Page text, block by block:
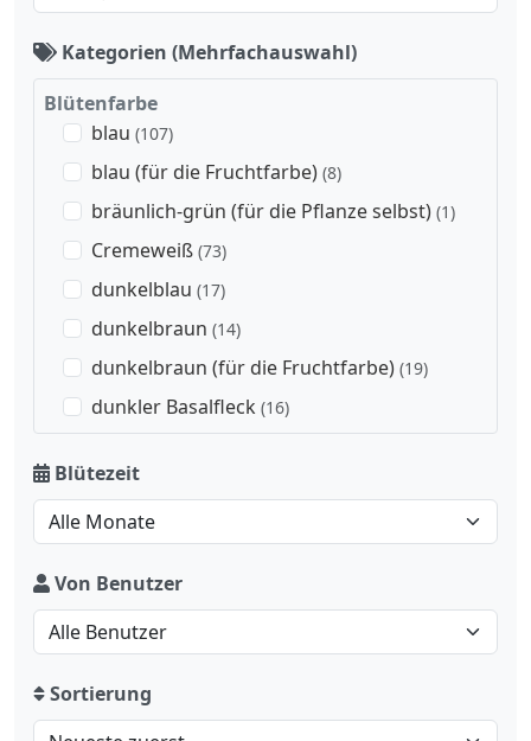
Kategorien (Mehrfachauswahl)
Blütenfarbe
blau (107)
blau (für die Fruchtfarbe) (8)
bräunlich-grün (für die Pflanze selbst) (1)
Cremeweiß (73)
dunkelblau (17)
dunkelbraun (14)
dunkelbraun (für die Fruchtfarbe) (19)
dunkler Basalfleck (16)
gelb(216)
gelber Schlund
gelblich-grün
gelblich-grün (für die Fruchtfarbe)
goldbraun(6)
Blütezeit
Von Benutzer
Sortierung